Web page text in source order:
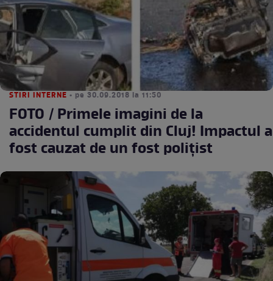
STIRI INTERNE • pe 30.09.2018 la 11:50
FOTO / Primele imagini de la
accidentul cumplit din Cluj! Impactul a
fost cauzat de un fost poliţist